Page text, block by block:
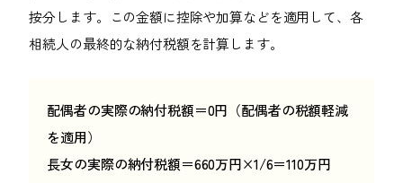
按分します。この金額に控除や加算などを適用して、各
相続人の最終的な納付税額を計算します。
配偶者の実際の納付税額＝0円（配偶者の税額軽減
を適用）
長女の実際の納付税額＝660万円×1/6＝110万円